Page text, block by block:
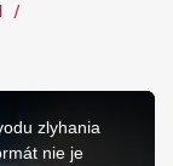
zlyhania
nie je